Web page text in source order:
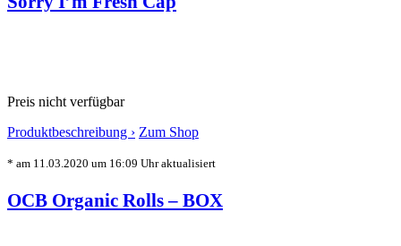
Preis nicht verfügbar
Produktbeschreibung › Zum Shop
* am 11.03.2020 um 16:09 Uhr aktualisiert
OCB Organic Rolls – BOX